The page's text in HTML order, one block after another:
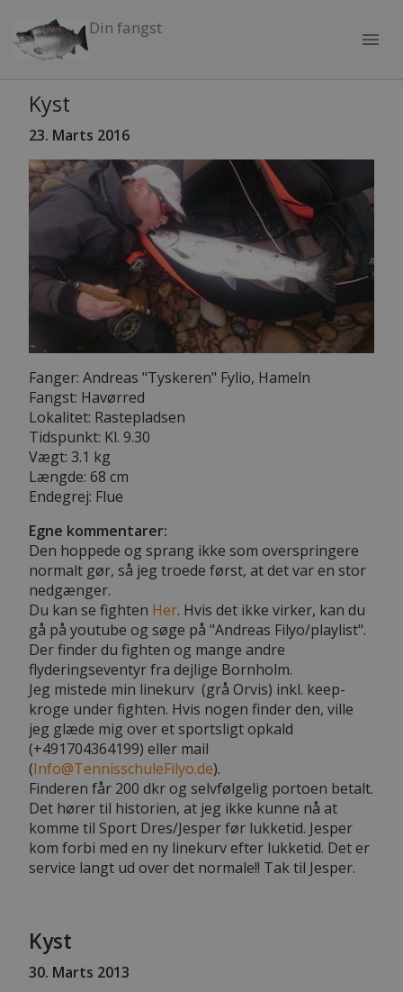
Din fangst
menu
Kyst
23. Marts 2016
Fanger: Andreas "Tyskeren" Fylio, Hameln
Fangst: Havørred
Lokalitet: Rastepladsen
Tidspunkt: Kl. 9.30
Vægt: 3.1 kg
Længde: 68 cm
Endegrej: Flue
Egne kommentarer:
Den hoppede og sprang ikke som overspringere
normalt gør, så jeg troede først, at det var en stor
nedgænger.
Du kan se fighten Her. Hvis det ikke virker, kan du
gå på youtube og søge på "Andreas Filyo/playlist".
Der finder du fighten og mange andre
flyderingseventyr fra dejlige Bornholm.
Jeg mistede min linekurv (grå Orvis) inkl. keep-
kroge under fighten. Hvis nogen finder den, ville
jeg glæde mig over et sportsligt opkald
(+491704364199) eller mail
(Info@TennisschuleFilyo.de).
Finderen får 200 dkr og selvfølgelig portoen betalt.
Det hører til historien, at jeg ikke kunne nå at
komme til Sport Dres/Jesper før lukketid. Jesper
kom forbi med en ny linekurv efter lukketid. Det er
service langt ud over det normale!! Tak til Jesper.
Kyst
30. Marts 2013